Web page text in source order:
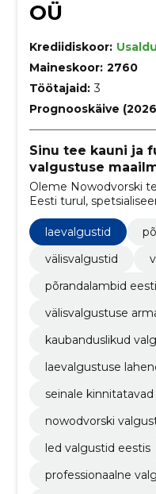
OÜ
Krediidiskoor:
Maineskoor: 2760
Töötajaid: 3
Prognooskäive
Sinu tee kauni ja
valgustuse
Oleme Nowodvorski
Eesti turul,
Nowodvorski
laevalgustid
välisvalgustid
põrandalambid
välisvalgustuse
kaubanduslikud
laevalgustuse
seinale
nowodvorski
led valgustid eestis
professionaalne